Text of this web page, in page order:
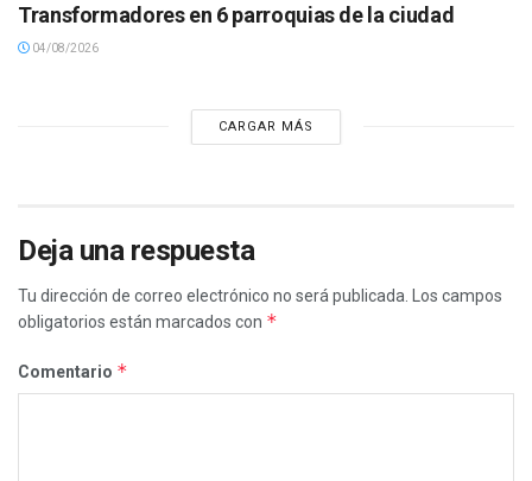
Transformadores en 6 parroquias de la ciudad
04/08/2026
CARGAR MÁS
Deja una respuesta
Tu dirección de correo electrónico no será publicada.
Los campos
obligatorios están marcados con *
Comentario *